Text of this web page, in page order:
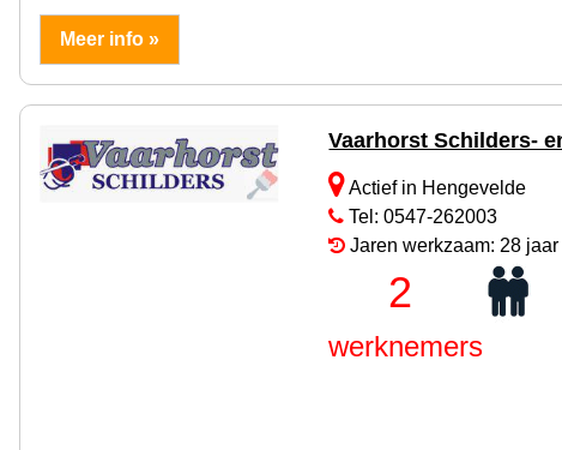
Meer info »
Vaarhorst Schilders-
Actief in Hengevelde
Tel: 0547-262003
Jaren werkzaam: 28 jaar
2
werknemers